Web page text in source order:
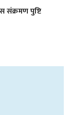
संक्रमण पुष्टि